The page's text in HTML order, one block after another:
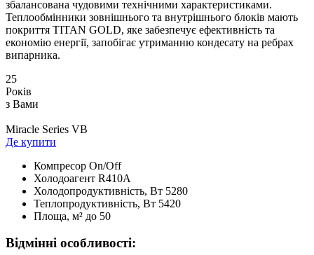
збалансована чудовими технічними характеристиками.
Теплообмінники зовнішнього та внутрішнього блоків мають
покриття TITAN GOLD, яке забезпечує ефективність та
економію енергії, запобігає утриманню кондесату на ребрах
випарника.
25
Років
з Вами
Miracle Series VB
Де купити
Компресор On/Off
Холодоагент R410А
Холодопродуктивність, Bт 5280
Теплопродуктивність, Bт 5420
Площа, м² до 50
Відмінні особливості: